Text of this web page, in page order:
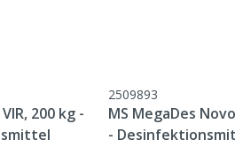
200 kg -
2509893
MS MegaDes
-